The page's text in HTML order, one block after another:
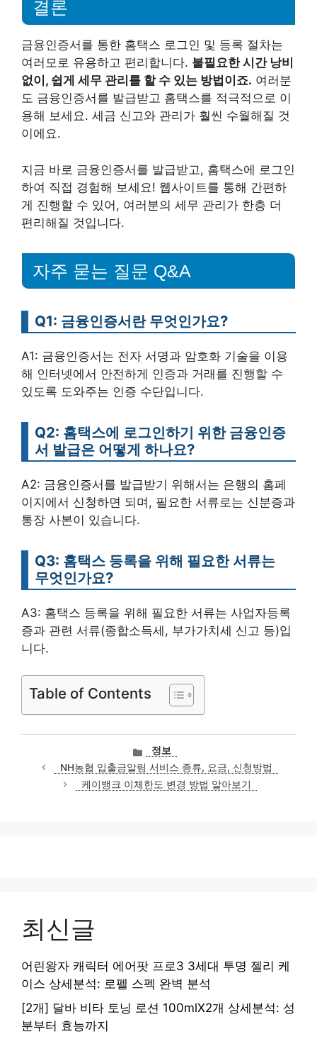
결론
금융인증서를 통한 홈택스 로그인 및 등록 절차는
여러모로 유용하고 편리합니다. 불필요한 시간 낭비
없이, 쉽게 세무 관리를 할 수 있는 방법이죠. 여러분
도 금융인증서를 발급받고 홈택스를 적극적으로 이
용해 보세요. 세금 신고와 관리가 훨씬 수월해질 것
이에요.
지금 바로 금융인증서를 발급받고, 홈택스에 로그인
하여 직접 경험해 보세요! 웹사이트를 통해 간편하
게 진행할 수 있어, 여러분의 세무 관리가 한층 더
편리해질 것입니다.
자주 묻는 질문 Q&A
Q1: 금융인증서란 무엇인가요?
A1: 금융인증서는 전자 서명과 암호화 기술을 이용
해 인터넷에서 안전하게 인증과 거래를 진행할 수
있도록 도와주는 인증 수단입니다.
Q2: 홈택스에 로그인하기 위한 금융인증
서 발급은 어떻게 하나요?
A2: 금융인증서를 발급받기 위해서는 은행의 홈페
이지에서 신청하면 되며, 필요한 서류로는 신분증과
통장 사본이 있습니다.
Q3: 홈택스 등록을 위해 필요한 서류는
무엇인가요?
A3: 홈택스 등록을 위해 필요한 서류는 사업자등록
증과 관련 서류(종합소득세, 부가가치세 신고 등)입
니다.
Table of Contents
카
테
고
리
정보
NH농협 입출금알림 서비스 종류, 요금, 신청방법
케이뱅크 이체한도 변경 방법 알아보기
최신글
어린왕자 캐릭터 에어팟 프로3 3세대 투명 젤리 케
이스 상세분석: 로펠 스펙 완벽 분석
[2개] 달바 비타 토닝 로션 100mlX2개 상세분석: 성
분부터 효능까지